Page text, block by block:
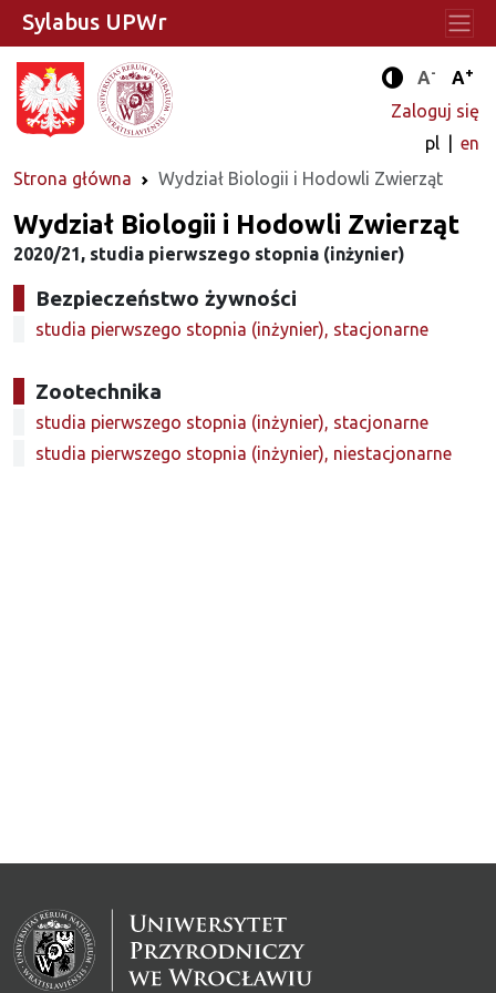
Tryb
A- A+
Zaloguj się
pl
en
Strona główna
Wydział Biologii i Hodowli Zwierząt
Sylabus UPWr
Wydział Biologii i Hodowli Zwierząt
2020/21, studia pierwszego stopnia (inżynier)
Bezpieczeństwo żywności
studia pierwszego stopnia (inżynier), stacjonarne
Zootechnika
studia pierwszego stopnia (inżynier), stacjonarne
studia pierwszego stopnia (inżynier), niestacjonarne